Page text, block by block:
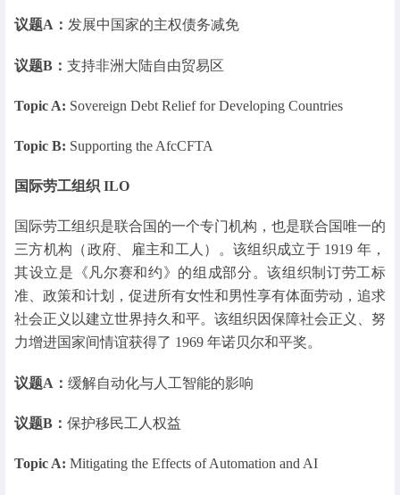
议题A： 发展中国家的主权债务减免
议题B： 支持非洲大陆自由贸易区
Topic A: Sovereign Debt Relief for Developing Countries
Topic B: Supporting the AfcCFTA
国际劳工组织 ILO
国际劳工组织是联合国的一个专门机构，也是联合国唯一的
三方机构（政府、雇主和工人）。该组织成立于 1919 年，
其设立是《凡尔赛和约》的组成部分。该组织制订劳工标
准、政策和计划，促进所有女性和男性享有体面劳动，追求
社会正义以建立世界持久和平。该组织因保障社会正义、努
力增进国家间情谊获得了 1969 年诺贝尔和平奖。
议题A： 缓解自动化与人工智能的影响
议题B： 保护移民工人权益
Topic A: Mitigating the Effects of Automation and AI